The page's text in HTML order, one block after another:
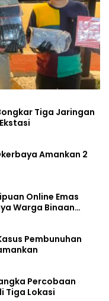
Tiga Jaringan
Amankan 2
Online Emas
Warga Binaan
Pembunuhan
Percobaan
Tiga Lokasi